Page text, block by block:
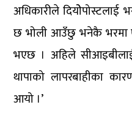
अधिकारीले दियोेपोस्टलाई
छ भोली आउँछु भनेकै भरमा
भएछ । अहिले
थापाको लापरबाहीका
आयो ।’